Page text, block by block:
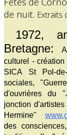
de nuit. Extraits
1972,
Bretagne:
culturel -
SICA St Pol-
sociales,
d'ouvrières du
jonction
Hermine"
des